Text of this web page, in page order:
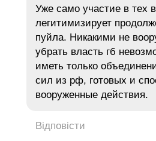
Уже само участие в тех
легитимизирует
пуйла. Никакими не
убрать власть гб
иметь только
сил из рф, готовых и
вооруженные действия.
Відповісти